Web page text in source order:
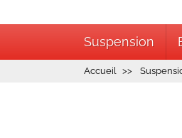
Suspension
Accueil